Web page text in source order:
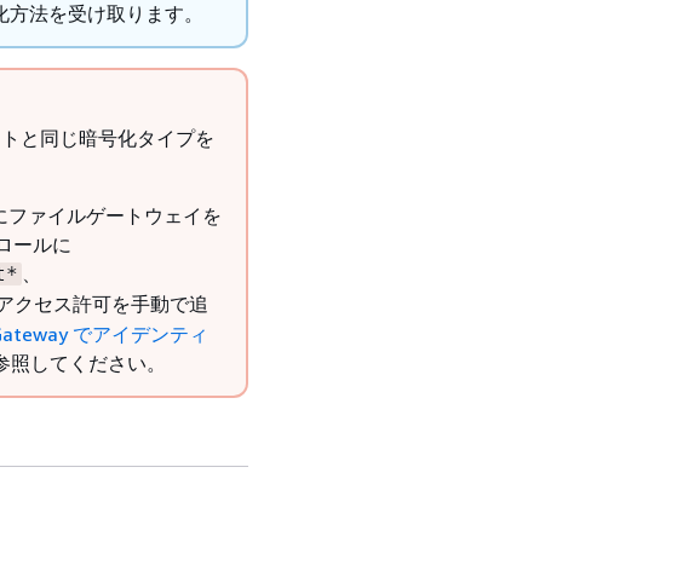
法を受け取ります。
と同じ暗号化タイプを
ファイルゲートウェイを
ールに
、
クセス許可を手動で追
でアイデンティ
照してください。